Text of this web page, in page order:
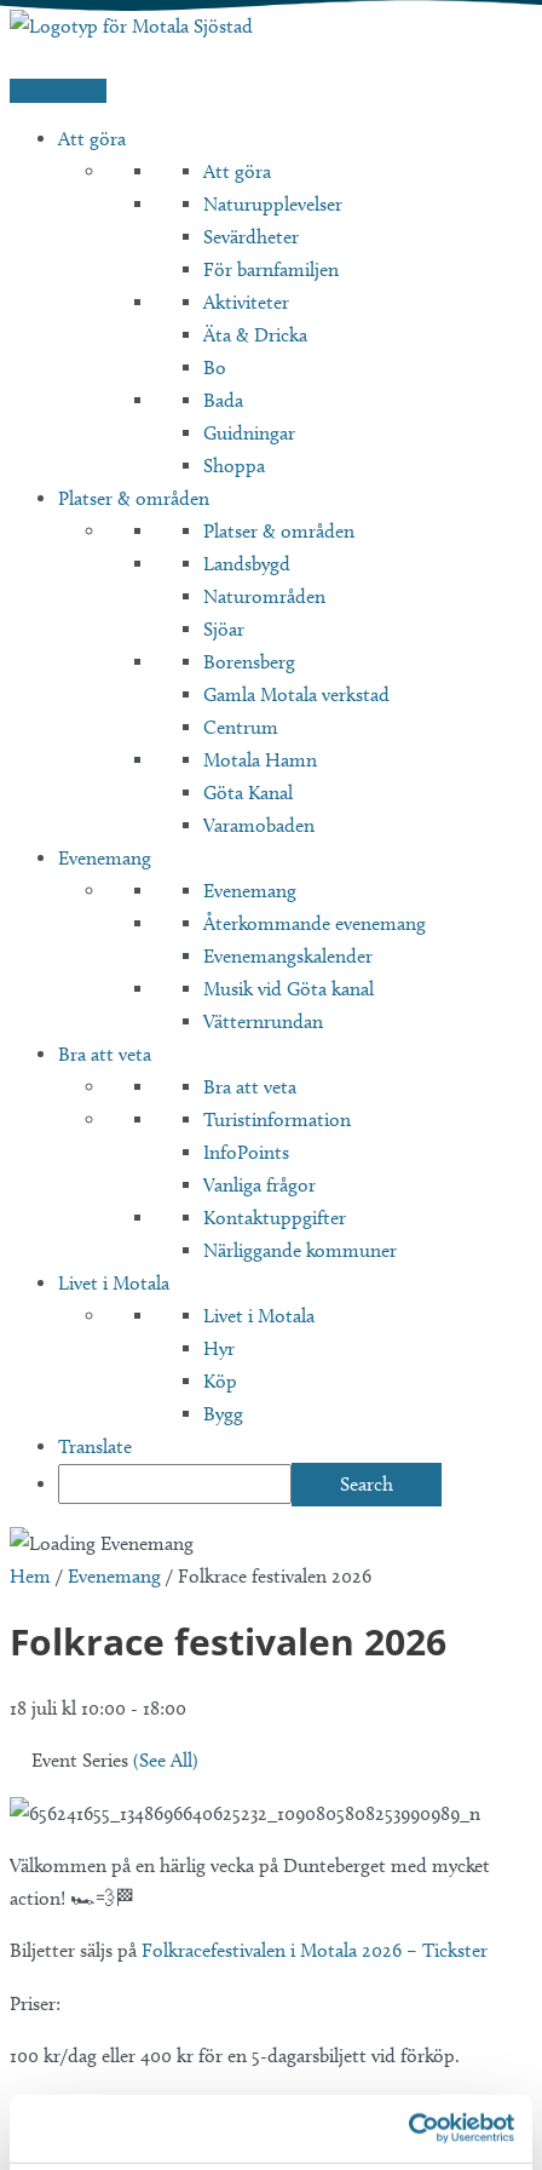
Hoppa
Att göra
Att göra
Naturupplevelser
Sevärdheter
För barnfamiljen
Aktiviteter
Äta & Dricka
Bo
Bada
Guidningar
Shoppa
Platser & områden
Platser & områden
Landsbygd
Naturområden
Sjöar
Borensberg
Gamla Motala verkstad
Centrum
Motala Hamn
Göta Kanal
Varamobaden
Evenemang
Evenemang
Återkommande evenemang
Evenemangskalender
Musik vid Göta kanal
Vätternrundan
Bra att veta
Bra att veta
Turistinformation
InfoPoints
Vanliga frågor
Kontaktuppgifter
Närliggande kommuner
Livet i Motala
Livet i Motala
Hyr
Köp
Bygg
Translate
Hem / Evenemang / Folkrace festivalen 2026
Folkrace festivalen 2026
18 juli kl 10:00 - 18:00
Event Series (See All)
Välkommen på en härlig vecka på Dunteberget med mycket
action! 🏎️💨🏁
Biljetter säljs på Folkracefestivalen i Motala 2026 – Tickster
Priser:
100 kr/dag eller 400 kr för en 5-dagarsbiljett vid förköp.
120 kr/dag eller 500 kr för en 5-dagarsbiljett vid köp i entrén.
Fri entré under 15 år